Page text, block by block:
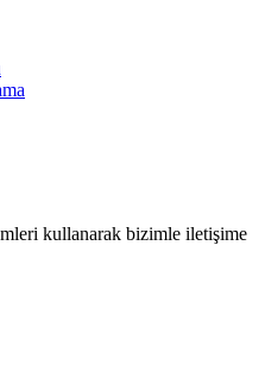
kullanarak bizimle iletişime